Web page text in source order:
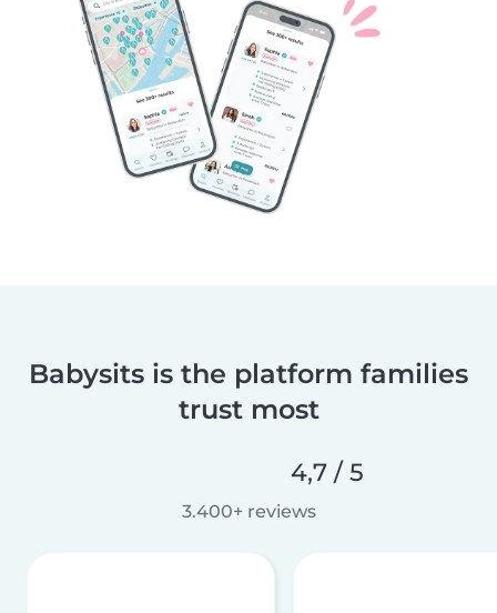
Babysits is the platform families
trust most
4,7 / 5
3.400+ reviews